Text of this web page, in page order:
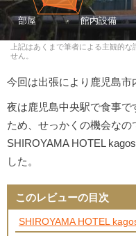
上記はあくまで筆者による主観的
せん。
今回は出張により鹿児島市
夜は鹿児島中央駅で食事
ため、せっかくの機会な
SHIROYAMA HOTEL
した。
このレビューの目次
SHIROYAMA HOTEL